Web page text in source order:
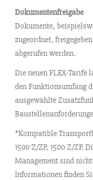
Dokumentenfreigabe
Dokumente,
zugeordnet,
abgerufen werden.
Die neuen FLEX-
den Funktionsumfang
ausgewählte
*Kompatible
1500 Z/ZP, 1500 Z/ZP.
Management sind
Informationen finden